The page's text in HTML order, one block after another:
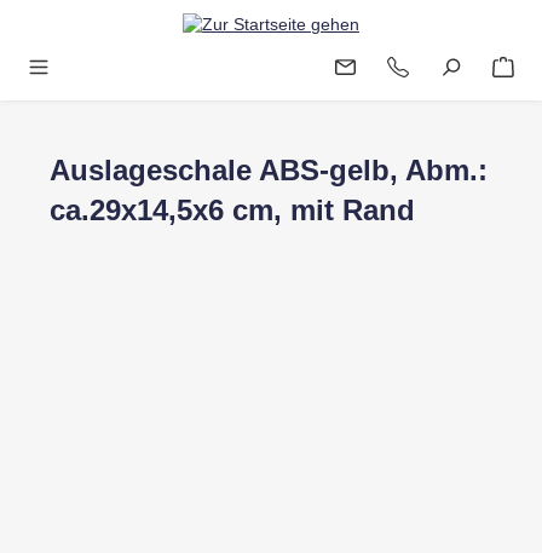
Zum Hauptinhalt springen
Auslageschale ABS-gelb, Abm.:
ca.29x14,5x6 cm, mit Rand